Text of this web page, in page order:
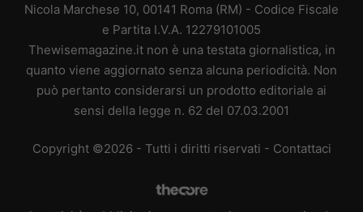
Nicola Marchese 10, 00141 Roma (RM) - Codice Fiscale
e Partita I.V.A. 12279101005
Thewisemagazine.it non è una testata giornalistica, in
quanto viene aggiornato senza alcuna periodicità. Non
può pertanto considerarsi un prodotto editoriale ai
sensi della legge n. 62 del 07.03.2001
Copyright ©2026 - Tutti i diritti riservati - Contattaci